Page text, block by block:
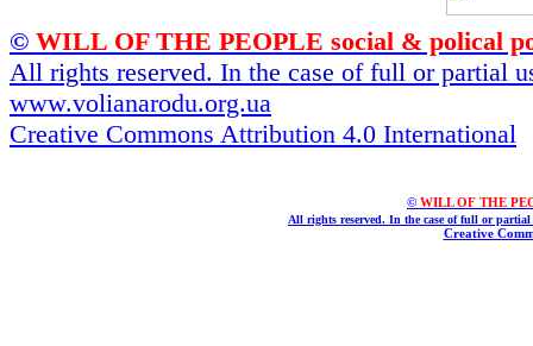
© WILL OF THE PEOPLE social & polical
All rights reserved. In the case of full or partial
www.volianarodu.org.ua
Creative Commons Attribution 4.0 International
© WILL OF THE
All rights reserved. In the case of full or
Creative